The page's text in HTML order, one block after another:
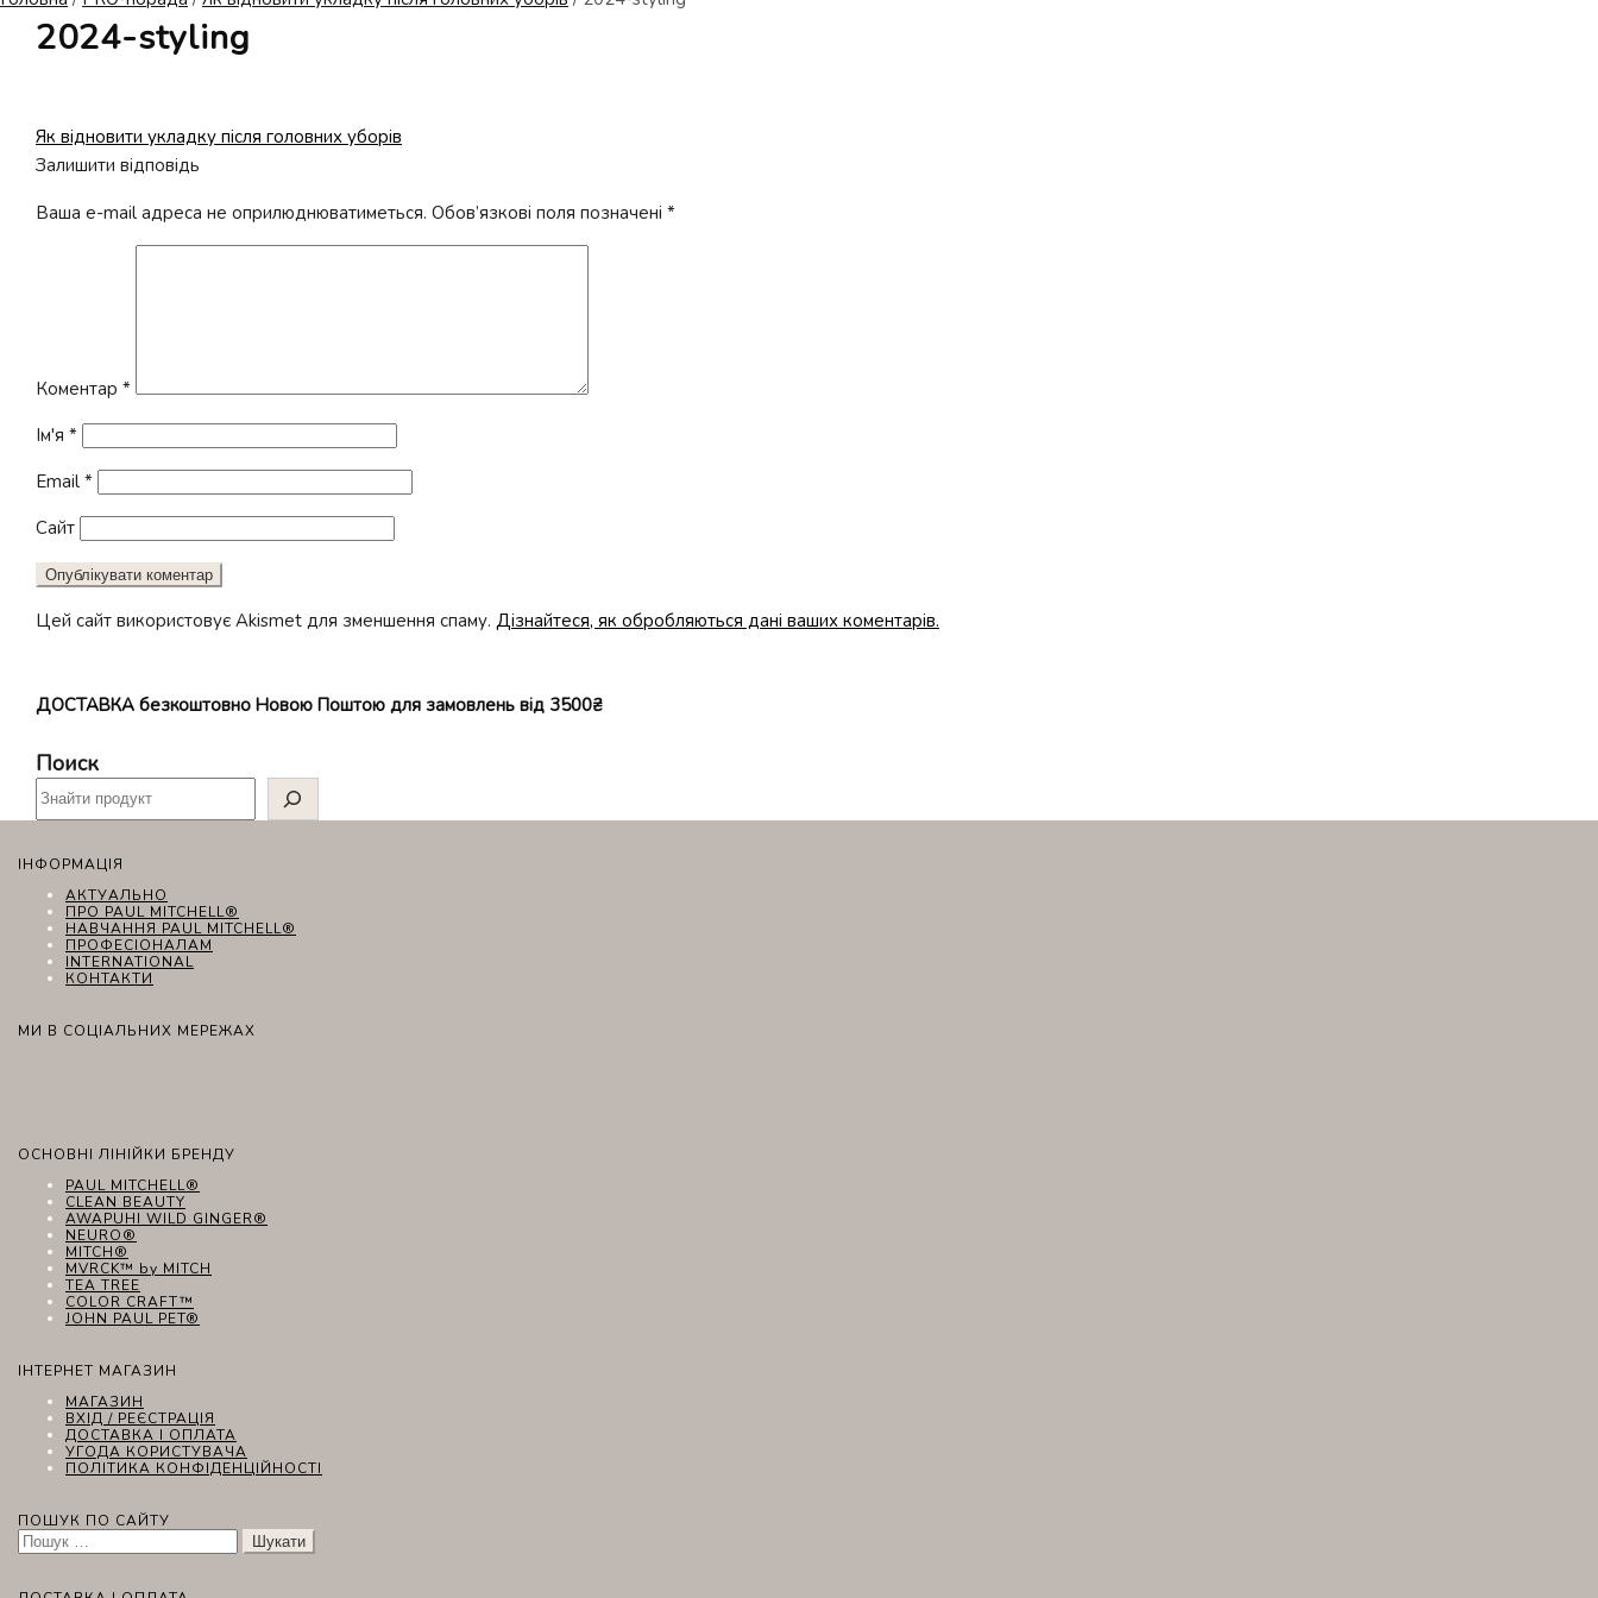
2024-styling
Навігація
записів
Попередні
записи:
Як відновити укладку після головних уборів
Залишити відповідь
Ваша e-mail адреса не оприлюднюватиметься. Обов’язкові поля позначені *
Коментар *
Ім'я *
Email *
Сайт
Цей сайт використовує Akismet для зменшення спаму. Дізнайтеся, як обробляються дані ваших коментарів.
ДОСТАВКА безкоштовно Новою Поштою для замовлень від 3500₴
Поиск
ІНФОРМАЦІЯ
АКТУАЛЬНО
ПРО PAUL MITCHELL®
НАВЧАННЯ PAUL MITCHELL®
ПРОФЕСІОНАЛАМ
INTERNATIONAL
КОНТАКТИ
МИ В СОЦІАЛЬНИХ МЕРЕЖАХ
ОСНОВНІ ЛІНІЙКИ БРЕНДУ
PAUL MITCHELL®
CLEAN BEAUTY
AWAPUHI WILD GINGER®
NEURO®
MITCH®
MVRCK™ by MITCH
TEA TREE
COLOR CRAFT™
JOHN PAUL PET®
ІНТЕРНЕТ МАГАЗИН
МАГАЗИН
ВХІД / РЕЄСТРАЦІЯ
ДОСТАВКА І ОПЛАТА
УГОДА КОРИСТУВАЧА
ПОЛІТИКА КОНФІДЕНЦІЙНОСТІ
ПОШУК ПО САЙТУ
Пошук: